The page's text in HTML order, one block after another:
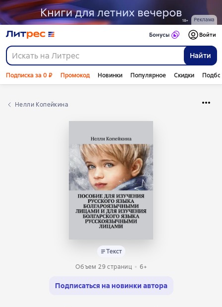
Реклама
Найти
Бонусы Войти
Подписка за 0 ₽ Промокод Новинки Популярное Скидки
Нелли Копейкина
Текст
Объем 29 страниц
6+
Подписаться на новинки автора